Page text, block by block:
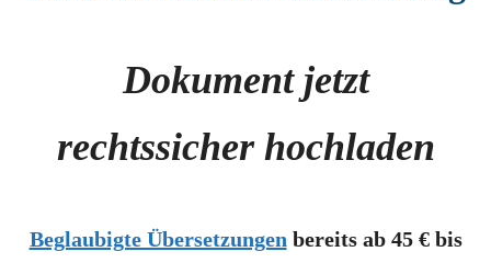
Dokument jetzt
rechtssicher hochladen
Beglaubigte Übersetzungen bereits ab 45 € bis